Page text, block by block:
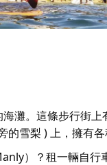
灘。這條步行街
的雪梨 ) 上，擁有各
）？租一輛自行